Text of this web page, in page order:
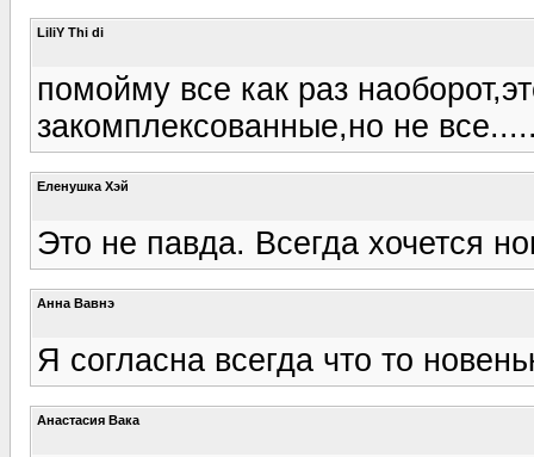
LiliY Thi di
помойму все как раз
закомплексованные,но не
Еленушка Хэй
Это не павда. Всегда хочется
Анна Вавнэ
Я согласна всегда что то
Анастасия Вака